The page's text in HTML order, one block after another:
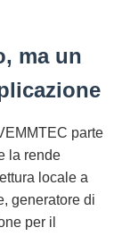
ma un
parte
la rende
locale a
generatore di
per il